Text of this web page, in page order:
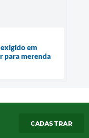
em
para merenda
CADASTRAR